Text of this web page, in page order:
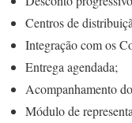
Centros de
Integração com os
Entrega agendada;
Acompanhamento
Módulo de